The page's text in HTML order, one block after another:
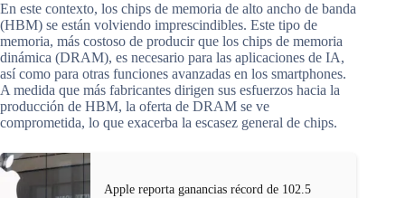
En este contexto, los chips de memoria de alto ancho de banda
(HBM) se están volviendo imprescindibles. Este tipo de
memoria, más costoso de producir que los chips de memoria
dinámica (DRAM), es necesario para las aplicaciones de IA,
así como para otras funciones avanzadas en los smartphones.
A medida que más fabricantes dirigen sus esfuerzos hacia la
producción de HBM, la oferta de DRAM se ve
comprometida, lo que exacerba la escasez general de chips.
Apple reporta ganancias récord de 102.5